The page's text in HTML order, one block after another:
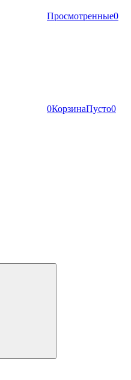
Просмотренные0
0КорзинаПусто0